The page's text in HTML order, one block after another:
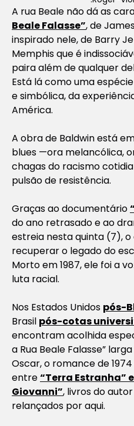
A rua Beale não dá as
Beale Falasse”, de
inspirado nele, de Barry
Memphis que é
paira além de qualquer
Está lá como uma
e simbólica, da
América.
A obra de Baldwin está
blues —ora melancólica,
chagas do racismo
pulsão de resistência.
Graças ao documentário
do ano retrasado e ao
estreia nesta quinta (7),
recuperar o legado do
Morto em 1987, ele foi a
luta racial.
Nos Estados Unidos pós-
Brasil pós-cotas
encontram acolhida
a Rua Beale Falasse”
Oscar, o romance de
entre“Terra Estranha”
Giovanni”, livros do
relançados por aqui.